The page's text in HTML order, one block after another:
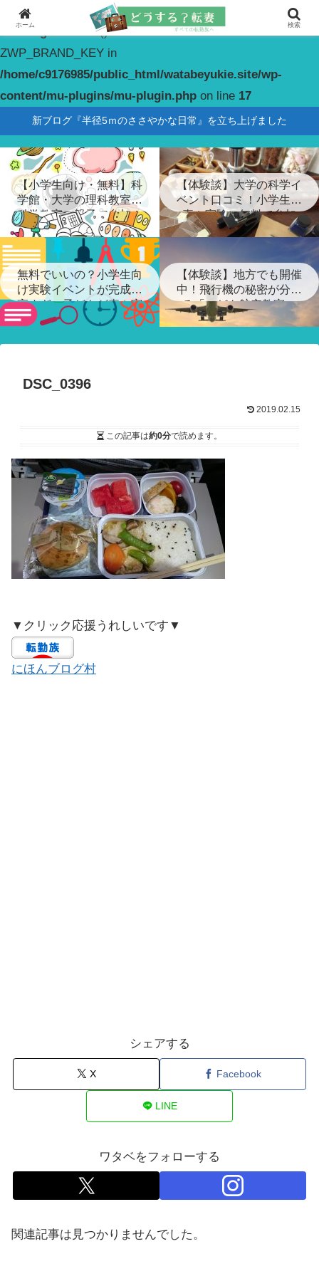
Warning
: constant(): Couldn't find constant
ZWP_BRAND_KEY in
/home/c9176985/public_html/watabeyukie.site/wp-
content/mu-plugins/mu-plugin.php on line 17
新ブログ『半径5ｍのささやかな日常』を立ち上げました
【小学生向け・無料】科
学館・大学の理科教室・
科学教室に親子で参加！
【体験談】大学の科学イ
ベント口コミ！小学生が
喜ぶ実験に無料で参加
無料でいいの？小学生向
け実験イベントが完成度
高すぎ…子どもが喜ぶ実
験ショー
【体験談】地方でも開催
中！飛行機の秘密が分か
る「こども航空教室」
DSC_0396
2019.02.15
この記事は約0分で読めます。
▼クリック応援うれしいです▼
にほんブログ村
シェアする
X Facebook
LINE
ワタベをフォローする
関連記事は見つかりませんでした。
ホーム 検索